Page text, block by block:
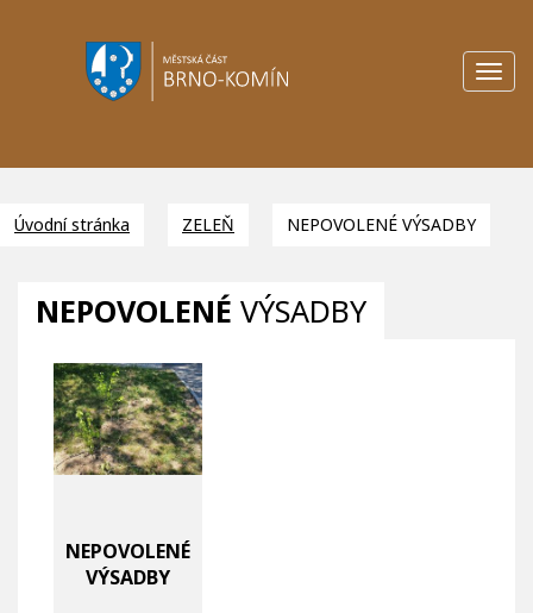
Úvodní stránka ZELEŇ NEPOVOLENÉ VÝSADBY
NEPOVOLENÉ VÝSADBY
NEPOVOLENÉ
VÝSADBY